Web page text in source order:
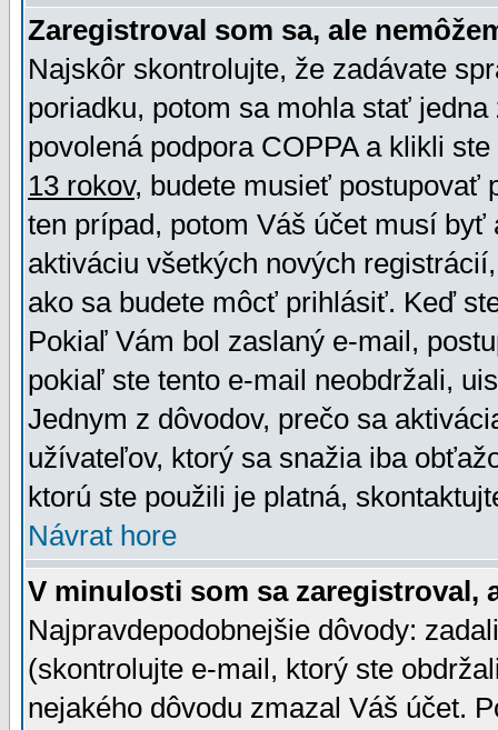
Zaregistroval som sa, ale
Najskôr skontrolujte, že zadávate
poriadku, potom sa mohla stať
povolená podpora COPPA a klikli
13 rokov, budete musieť postupovať
ten prípad, potom Váš účet musí
aktiváciu všetkých nových
ako sa budete môcť prihlásiť. Keď
Pokiaľ Vám bol zaslaný e-mail,
pokiaľ ste tento e-mail neobdržali,
Jednym z dôvodov, prečo sa
užívateľov, ktorý sa snažia iba
ktorú ste použili je platná,
Návrat hore
V minulosti som sa zaregistroval,
Najpravdepodobnejšie dôvody:
(skontrolujte e-mail, ktorý ste
nejakého dôvodu zmazal Váš účet.